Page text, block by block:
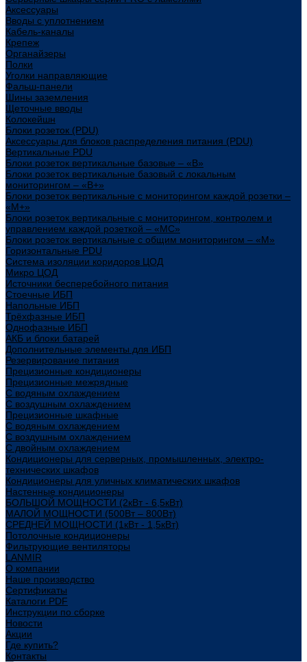
Аксессуары
Вводы с уплотнением
Кабель-каналы
Крепеж
Органайзеры
Полки
Уголки направляющие
Фальш-панели
Шины заземления
Щеточные вводы
Колокейшн
Блоки розеток (PDU)
Аксессуары для блоков распределения питания (PDU)
Вертикальные PDU
Блоки розеток вертикальные базовые – «В»
Блоки розеток вертикальные базовый с локальным
мониторингом – «В+»
Блоки розеток вертикальные с мониторингом каждой розетки –
«М+»
Блоки розеток вертикальные с мониторингом, контролем и
управлением каждой розеткой – «МС»
Блоки розеток вертикальные с общим мониторингом – «М»
Горизонтальные PDU
Система изоляции коридоров ЦОД
Микро ЦОД
Источники бесперебойного питания
Стоечные ИБП
Напольные ИБП
Трёхфазные ИБП
Однофазные ИБП
АКБ и блоки батарей
Дополнительные элементы для ИБП
Резервирование питания
Прецизионные кондиционеры
Прецизионные межрядные
С водяным охлаждением
С воздушным охлаждением
Прецизионные шкафные
С водяным охлаждением
С воздушным охлаждением
С двойным охлаждением
Кондиционеры для серверных, промышленных, электро-
технических шкафов
Кондиционеры для уличных климатических шкафов
Настенные кондиционеры
БОЛЬШОЙ МОЩНОСТИ (2кВт - 6,5кВт)
МАЛОЙ МОЩНОСТИ (500Вт – 800Вт)
СРЕДНЕЙ МОЩНОСТИ (1кВт - 1,5кВт)
Потолочные кондиционеры
Фильтрующие вентиляторы
LANMIR
О компании
Наше производство
Сертификаты
Каталоги PDF
Инструкции по сборке
Новости
Акции
Где купить?
Контакты